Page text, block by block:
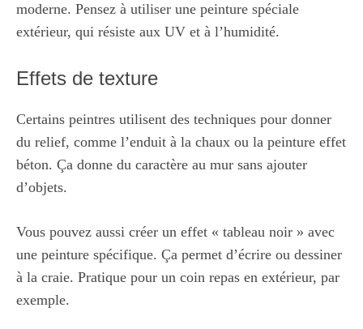
moderne. Pensez à utiliser une peinture spéciale
extérieur, qui résiste aux UV et à l’humidité.
Effets de texture
Certains peintres utilisent des techniques pour donner
du relief, comme l’enduit à la chaux ou la peinture effet
béton. Ça donne du caractère au mur sans ajouter
d’objets.
Vous pouvez aussi créer un effet « tableau noir » avec
une peinture spécifique. Ça permet d’écrire ou dessiner
à la craie. Pratique pour un coin repas en extérieur, par
exemple.